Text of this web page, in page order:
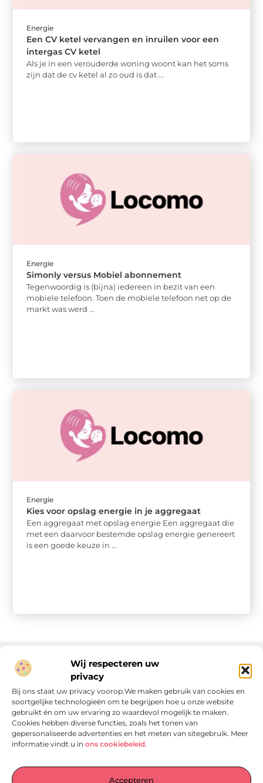
Wij respecteren uw
privacy
Bij ons staat uw privacy voorop.We maken gebruik van cookies en
soortgelijke technologieën om te begrijpen hoe u onze website
gebruikt én om uw ervaring zo waardevol mogelijk te maken.
Cookies hebben diverse functies, zoals het tonen van
gepersonaliseerde advertenties en het meten van sitegebruik. Meer
informatie vindt u in ons cookiebeleid.
Accepteren
Energie
Een CV ketel vervangen en inruilen voor een
intergas CV ketel
Als je in een verouderde woning woont kan het soms
zijn dat de cv ketel al zo oud is dat ...
Energie
Simonly versus Mobiel abonnement
Tegenwoordig is (bijna) iedereen in bezit van een
mobiele telefoon. Toen de mobiele telefoon net op de
markt was werd ...
Energie
Kies voor opslag energie in je aggregaat
Een aggregaat met opslag energie Een aggregaat die
met een daarvoor bestemde opslag energie genereert
is een goede keuze in ...
Onze informatie